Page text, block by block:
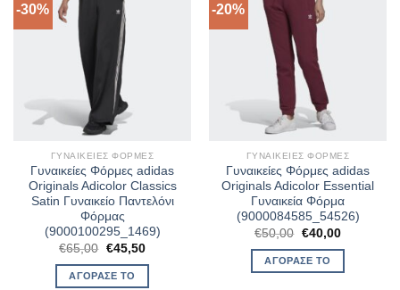
-30%
ΓΥΝΑΙΚΕΊΕΣ ΦΌΡΜΕΣ
Γυναικείες Φόρμες adidas
Originals Adicolor Classics
Satin Γυναικείο Παντελόνι
Φόρμας
(9000100295_1469)
€65,00 Original
price
was:
€65,00.
€45,50Η
τιμή
ΑΓΌΡΑΣΈ ΤΟ
-20%
ΓΥΝΑΙΚΕΊΕΣ ΦΌΡΜΕΣ
Γυναικείες Φόρμες adidas
Originals Adicolor Essential
Γυναικεία Φόρμα
(9000084585_54526)
€50,00 Original
price
was:
€50,00.
€40,00Η
τιμή
ΑΓΌΡΑΣΈ ΤΟ